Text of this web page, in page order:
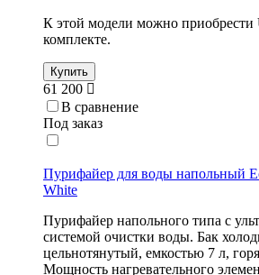
К этой модели можно приобрести
комплекте.
Купить
61 200
В сравнение
Под заказ
Пурифайер для воды напольный
White
Пурифайер напольного типа с
системой очистки воды. Бак
цельнотянутый, емкостью 7 л,
Мощность нагревательного